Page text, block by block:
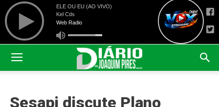
Sesapi discute Plano